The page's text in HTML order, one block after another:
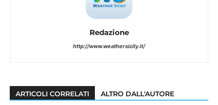
Redazione
http://www.weathersicily.it/
ARTICOLI CORRELATI ALTRO DALL'AUTORE